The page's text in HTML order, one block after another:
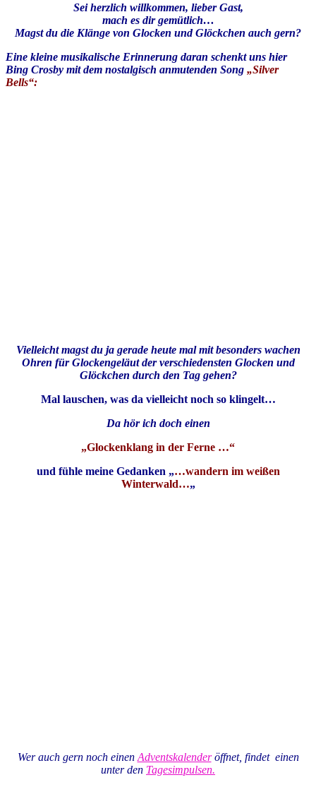
Sei herzlich willkommen, lieber Gast,
mach es dir gemütlich…
Magst du die Klänge von Glocken und Glöckchen auch gern?
Eine kleine musikalische Erinnerung daran schenkt uns hier
Bing Crosby mit dem nostalgisch anmutenden Song „Silver
Bells“:
Vielleicht magst du ja gerade heute mal mit besonders wachen
Ohren für Glockengeläut der verschiedensten Glocken und
Glöckchen durch den Tag gehen?
Mal lauschen, was da vielleicht noch so klingelt…
Da hör ich doch einen
„Glockenklang in der Ferne …“
und fühle meine Gedanken „…wandern im weißen
Winterwald…„
Wer auch gern noch einenAdventskalenderöffnet, findet einen
unter den Tagesimpulsen.